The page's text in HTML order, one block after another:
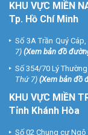
KHU VỰC MIỀN
Tp. Hồ Chí Minh
Số 3A Trần Quý
7) (Xem bản đồ
Số 354/70 Lý
Thứ 7) (Xem bản đồ
KHU VỰC MIỀN
Tỉnh Khánh Hòa
Số 02 Chung cư Ngô